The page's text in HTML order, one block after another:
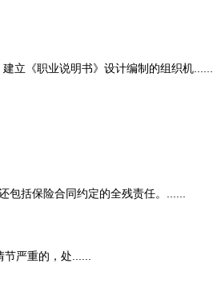
立《职业说明书》设计编制的组织机......
包括保险合同约定的全残责任。......
严重的，处......